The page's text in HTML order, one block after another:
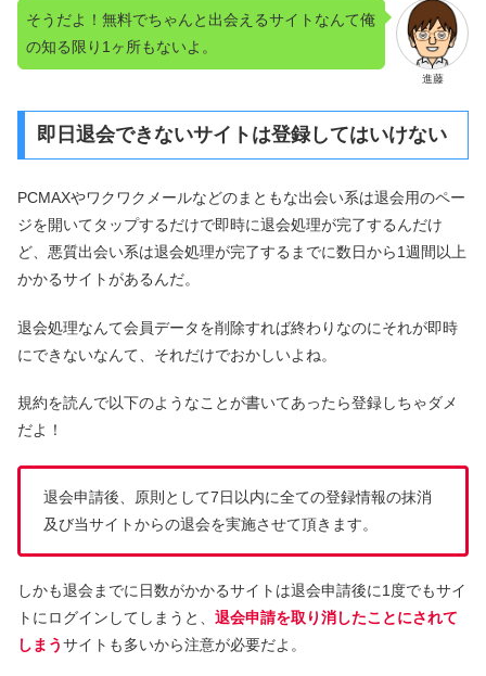
進藤
そうだよ！無料でちゃんと出会えるサイトなんて俺
の知る限り1ヶ所もないよ。
即日退会できないサイトは登録してはいけない
PCMAXやワクワクメールなどのまともな出会い系は退会用のペー
ジを開いてタップするだけで即時に退会処理が完了するんだけ
ど、悪質出会い系は退会処理が完了するまでに数日から1週間以上
かかるサイトがあるんだ。
退会処理なんて会員データを削除すれば終わりなのにそれが即時
にできないなんて、それだけでおかしいよね。
規約を読んで以下のようなことが書いてあったら登録しちゃダメ
だよ！
退会申請後、原則として7日以内に全ての登録情報の抹消
及び当サイトからの退会を実施させて頂きます。
しかも退会までに日数がかかるサイトは退会申請後に1度でもサイ
トにログインしてしまうと、 退会申請を取り消したことにされて
しまうサイトも多いから注意が必要だよ。